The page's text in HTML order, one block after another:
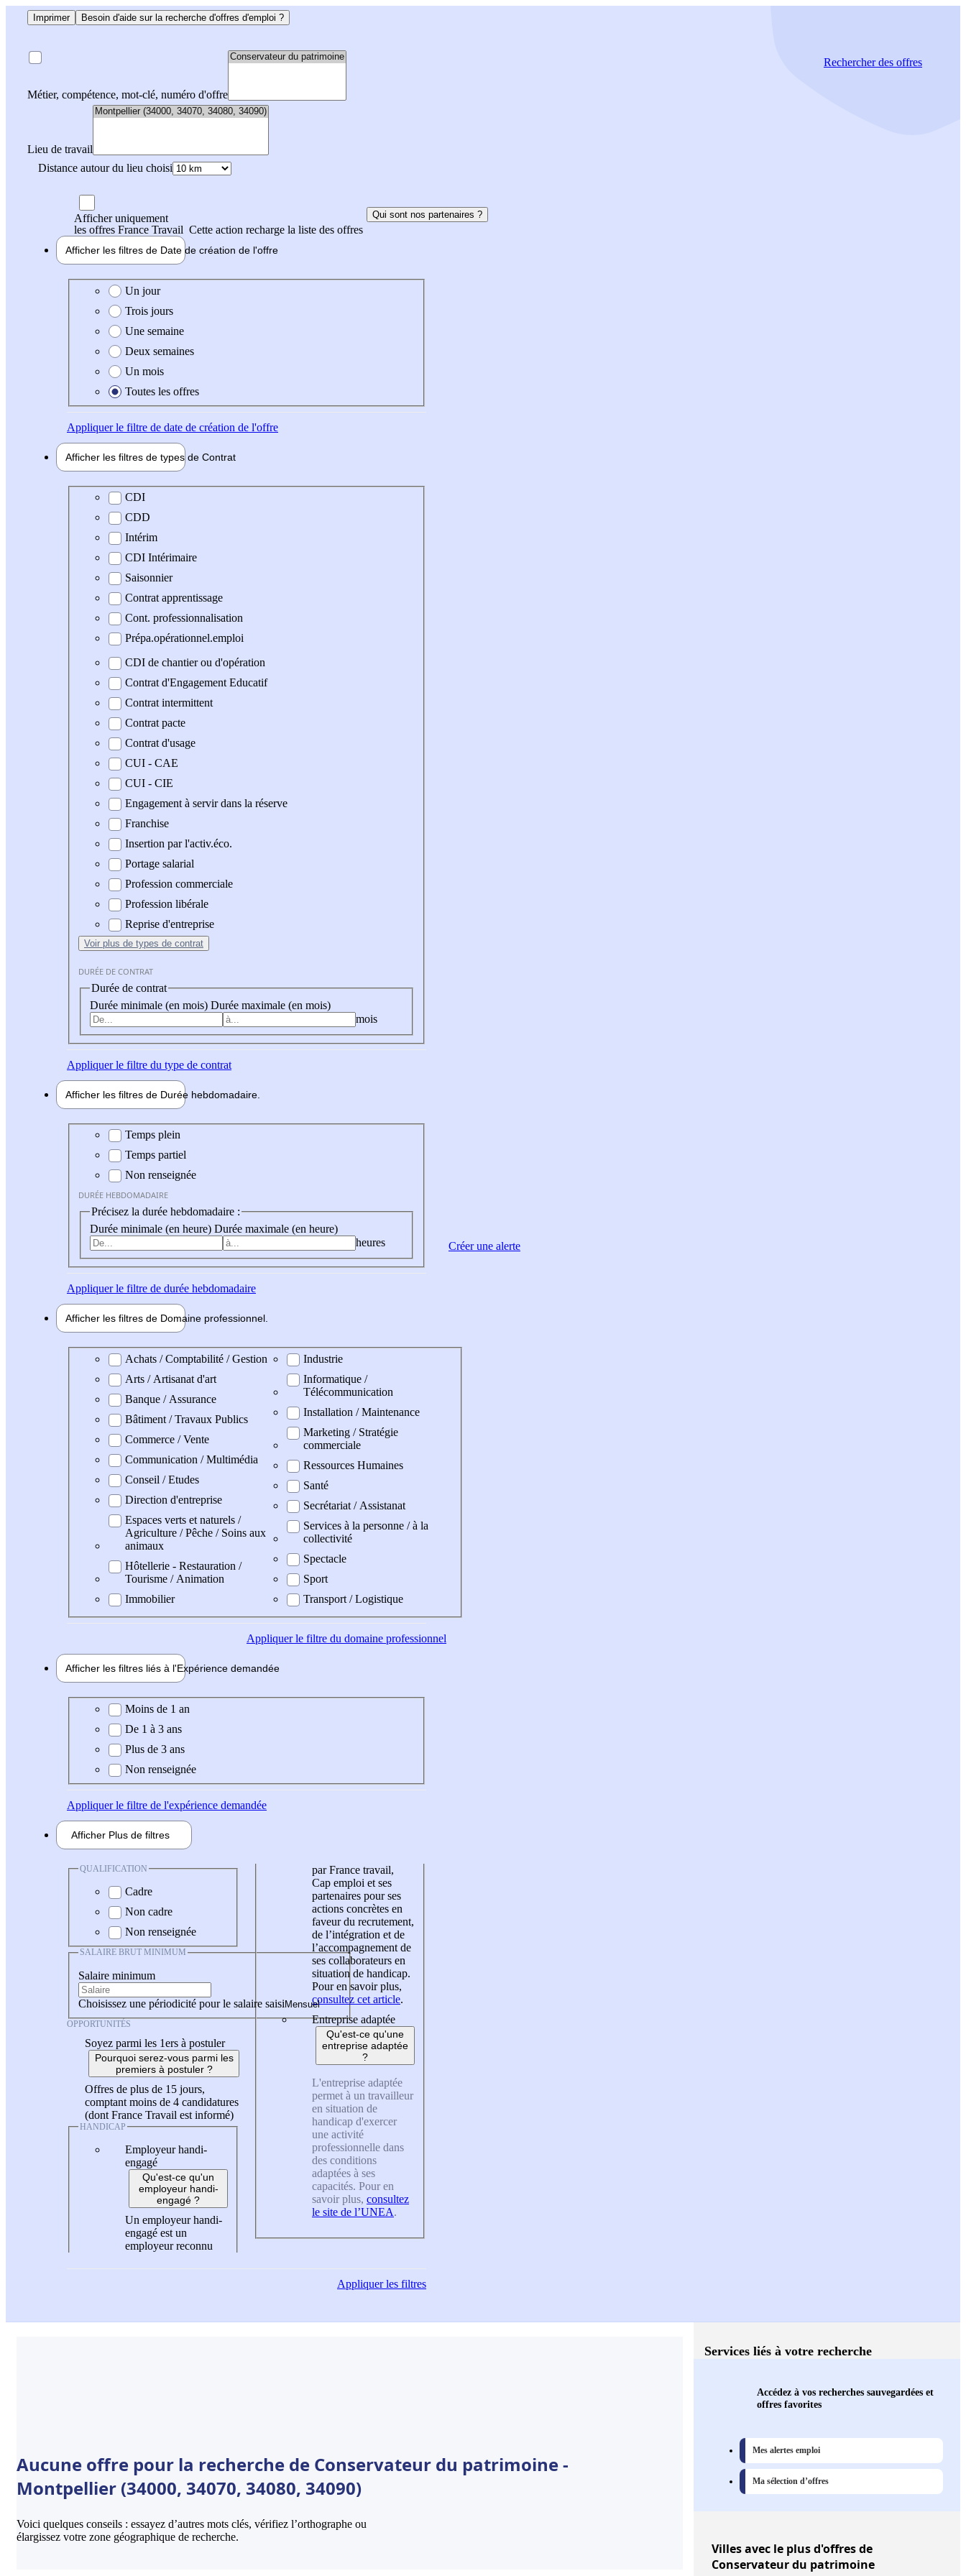
Imprimer Besoin d'aide sur la recherche d'offres d'emploi ?
Métier, compétence, mot-clé, numéro d'offre
Lieu de travail
Distance autour du lieu choisi
Rechercherdes offres
Afficher uniquement
les offres France Travail Cette action recharge la liste des offres
Qui sont nos partenaires ?
Afficher les filtres de Date de création de l'offre
Date de création de l'offre
Un jour
Trois jours
Une semaine
Deux semaines
Un mois
Toutes les offres
Appliquerle filtre de date de création de l'offre
Afficher les filtres de types de Contrat
Type de contrat
CDI
CDD
Intérim
CDI Intérimaire
Saisonnier
Contrat apprentissage
Cont. professionnalisation
Prépa.opérationnel.emploi
CDI de chantier ou d'opération
Contrat d'Engagement Educatif
Contrat intermittent
Contrat pacte
Contrat d'usage
CUI - CAE
CUI - CIE
Engagement à servir dans la réserve
Franchise
Insertion par l'activ.éco.
Portage salarial
Profession commerciale
Profession libérale
Reprise d'entreprise
Voir plus de types de contrat
DURÉE DE CONTRAT
Durée de contrat
Durée minimale (en mois) Durée maximale (en mois)
mois
Appliquerle filtre du type de contrat
Afficher les filtres de Durée hebdomadaire
Durée hebdomadaire
Temps plein
Temps partiel
Non renseignée
DURÉE HEBDOMADAIRE
Précisez la durée hebdomadaire :
Durée minimale (en heure) Durée maximale (en heure)
heures
Appliquerle filtre de durée hebdomadaire
Afficher les filtres de Domaine professionnel
Domaine professionel
Achats / Comptabilité / Gestion
Arts / Artisanat d'art
Banque / Assurance
Bâtiment / Travaux Publics
Commerce / Vente
Communication / Multimédia
Conseil / Etudes
Direction d'entreprise
Espaces verts et naturels /
Agriculture / Pêche / Soins aux
animaux
Hôtellerie - Restauration /
Tourisme / Animation
Immobilier
Industrie
Informatique /
Télécommunication
Installation / Maintenance
Marketing / Stratégie
commerciale
Ressources Humaines
Santé
Secrétariat / Assistanat
Services à la personne / à la
collectivité
Spectacle
Sport
Transport / Logistique
Appliquerle filtre du domaine professionnel
Afficher les filtres liés à l'Expérience demandée
Expérience demandée
Moins de 1 an
De 1 à 3 ans
Plus de 3 ans
Non renseignée
Appliquerle filtre de l'expérience demandée
Afficher Plus de filtres
QUALIFICATION
Cadre
Non cadre
Non renseignée
SALAIRE BRUT MINIMUM
Salaire minimum
Choisissez une périodicité pour le salaire saisi
OPPORTUNITÉS
Soyez parmi les 1ers à postuler
Pourquoi serez-vous parmi les
premiers à postuler ?
Offres de plus de 15 jours,
comptant moins de 4 candidatures
(dont France Travail est informé)
HANDICAP
Employeur handi-
engagé
Qu'est-ce qu'un
employeur handi-
engagé ?
Un employeur handi-
engagé est un
employeur reconnu
par France travail,
Cap emploi et ses
partenaires pour ses
actions concrètes en
faveur du recrutement,
de l’intégration et de
l’accompagnement de
ses collaborateurs en
situation de handicap.
Pour en savoir plus,
consultez cet article.
Entreprise adaptée
Qu'est-ce qu'une
entreprise adaptée
?
L'entreprise adaptée
permet à un travailleur
en situation de
handicap d'exercer
une activité
professionnelle dans
des conditions
adaptées à ses
capacités. Pour en
savoir plus, consultez
le site de l’UNEA.
Appliquerles filtres
Créer une alerte
Aucune offre pour la recherche de Conservateur du patrimoine -
Montpellier (34000, 34070, 34080, 34090)
Voici quelques conseils : essayez d’autres mots clés, vérifiez l’orthographe ou
élargissez votre zone géographique de recherche.
Services liés à votre recherche
Accédez à vos recherches sauvegardées et
offres favorites
Mes alertes emploi
Ma sélection d’offres
Villesavec le plus d'offres de
Conservateur du patrimoine